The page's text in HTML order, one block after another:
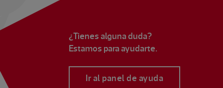
¿Tienes alguna duda?
Estamos para ayudarte.
Ir al panel de ayuda